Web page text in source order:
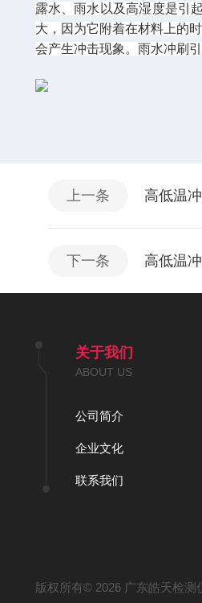
露水、雨水以及高湿度是引
大，因为它附着在材料上的
会产生冲击现象。雨水冲刷
上一条 高低温
下一条 高低温
关于我们
ABOUT US
公司简介
企业文化
联系我们
版权所有© 2026 广东皓天检